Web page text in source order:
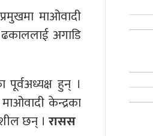
माओवादी
ढकाललाई अगाडि
हुन् ।
केन्द्रका
छन् । रासस